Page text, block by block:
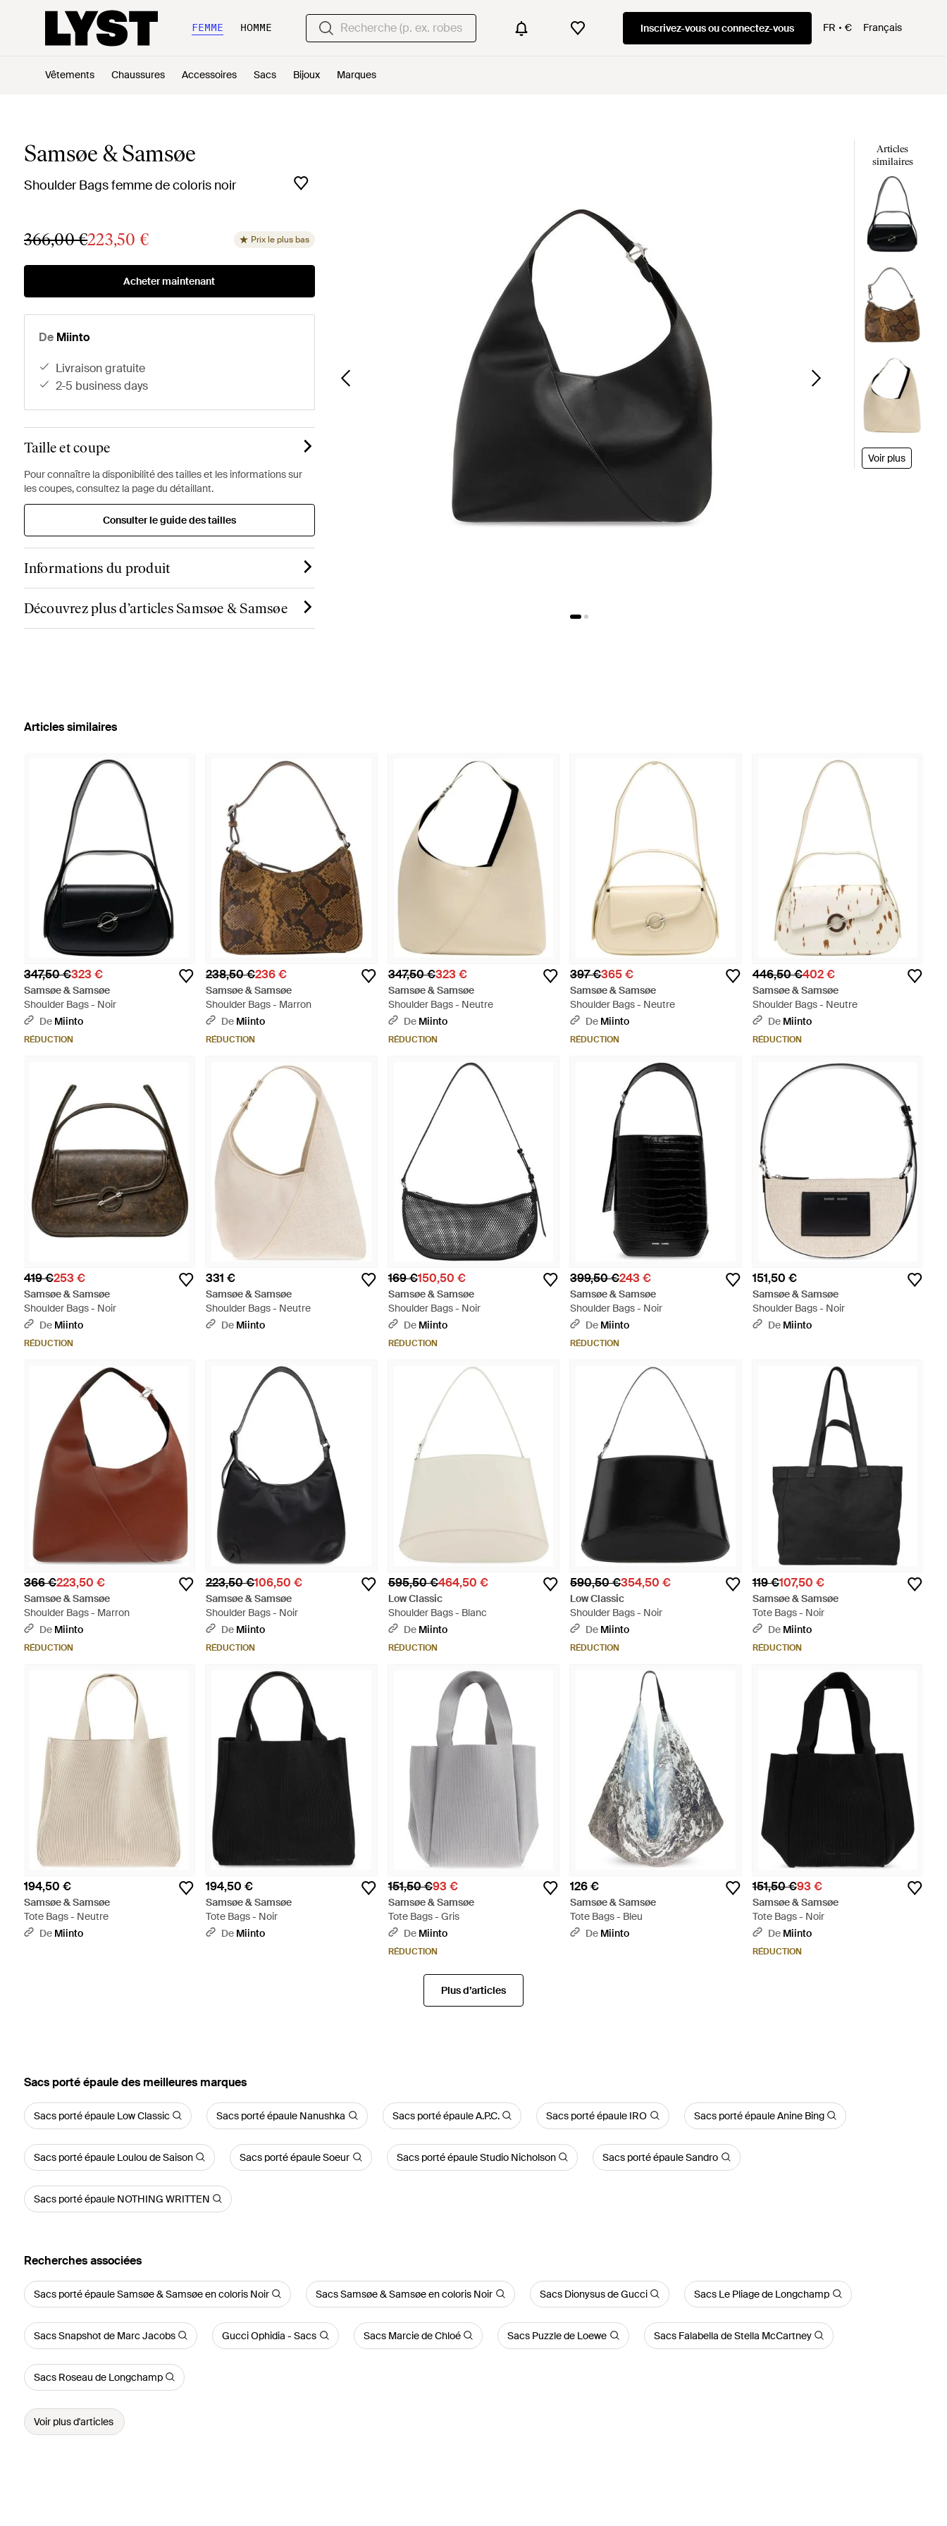
FEMME HOMME Inscrivez-vous ou connectez-vous FR € Français
Vêtements Chaussures Accessoires Sacs Bijoux Marques
Samsøe & Samsøe
Shoulder Bags femme de coloris noir
366,00 €223,50 € Prix le plus bas
Acheter maintenant
De Miinto
livraison gratuite
2-5 business days
Taille et coupe
Pour connaître la disponibilité des tailles et les informations sur
les coupes, consultez la page du détaillant.
Consulter le guide des tailles
Informations du produit
Découvrez plus d’articles Samsøe & Samsøe
Articles
similaires
Voir plus
Articles similaires
347,50 €323 €
Samsøe & Samsøe
Shoulder Bags - Noir
De Miinto
RÉDUCTION
238,50 €236 €
Samsøe & Samsøe
Shoulder Bags - Marron
De Miinto
RÉDUCTION
347,50 €323 €
Samsøe & Samsøe
Shoulder Bags - Neutre
De Miinto
RÉDUCTION
397 €365 €
Samsøe & Samsøe
Shoulder Bags - Neutre
De Miinto
RÉDUCTION
446,50 €402 €
Samsøe & Samsøe
Shoulder Bags - Neutre
De Miinto
RÉDUCTION
419 €253 €
Samsøe & Samsøe
Shoulder Bags - Noir
De Miinto
RÉDUCTION
331 €
Samsøe & Samsøe
Shoulder Bags - Neutre
De Miinto
169 €150,50 €
Samsøe & Samsøe
Shoulder Bags - Noir
De Miinto
RÉDUCTION
399,50 €243 €
Samsøe & Samsøe
Shoulder Bags - Noir
De Miinto
RÉDUCTION
151,50 €
Samsøe & Samsøe
Shoulder Bags - Noir
De Miinto
366 €223,50 €
Samsøe & Samsøe
Shoulder Bags - Marron
De Miinto
RÉDUCTION
223,50 €106,50 €
Samsøe & Samsøe
Shoulder Bags - Noir
De Miinto
RÉDUCTION
595,50 €464,50 €
Low Classic
Shoulder Bags - Blanc
De Miinto
RÉDUCTION
590,50 €354,50 €
Low Classic
Shoulder Bags - Noir
De Miinto
RÉDUCTION
119 €107,50 €
Samsøe & Samsøe
Tote Bags - Noir
De Miinto
RÉDUCTION
194,50 €
Samsøe & Samsøe
Tote Bags - Neutre
De Miinto
194,50 €
Samsøe & Samsøe
Tote Bags - Noir
De Miinto
151,50 €93 €
Samsøe & Samsøe
Tote Bags - Gris
De Miinto
RÉDUCTION
126 €
Samsøe & Samsøe
Tote Bags - Bleu
De Miinto
151,50 €93 €
Samsøe & Samsøe
Tote Bags - Noir
De Miinto
RÉDUCTION
Plus d’articles
‪Sacs porté épaule‬ des meilleures marques
Sacs porté épaule Low Classic Sacs porté épaule Nanushka Sacs porté épaule A.P.C. Sacs porté épaule IRO Sacs porté épaule Anine Bing
Sacs porté épaule Loulou de Saison Sacs porté épaule Soeur Sacs porté épaule Studio Nicholson Sacs porté épaule Sandro
Sacs porté épaule NOTHING WRITTEN
Recherches associées
Sacs porté épaule Samsøe & Samsøe en coloris Noir Sacs Samsøe & Samsøe en coloris Noir Sacs Dionysus de Gucci Sacs Le Pliage de Longchamp
Sacs Snapshot de Marc Jacobs Gucci Ophidia - Sacs Sacs Marcie de Chloé Sacs Puzzle de Loewe Sacs Falabella de Stella McCartney
Sacs Roseau de Longchamp
Voir plus d'articles